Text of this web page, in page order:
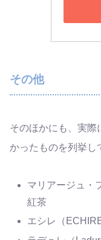
その他
そのほかにも、実際
かったものを列挙し
マリアージュ・
紅茶
エシレ（